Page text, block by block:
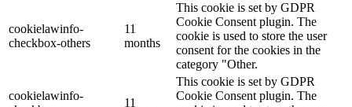
cookielawinfo-
checkbox-others
11
months
This cookie is set by GDPR
Cookie Consent plugin. The
cookie is used to store the user
consent for the cookies in the
category "Other.
cookielawinfo-
11
This cookie is set by GDPR
Cookie Consent plugin. The